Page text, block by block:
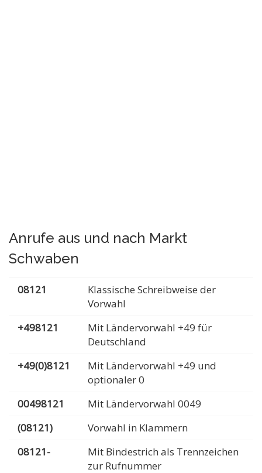
Anrufe aus und nach Markt
Schwaben
08121
Klassische Schreibweise der
Vorwahl
+498121
Mit Ländervorwahl +49 für
Deutschland
+49(0)8121
Mit Ländervorwahl +49 und
optionaler 0
00498121
Mit Ländervorwahl 0049
(08121)
Vorwahl in Klammern
08121-
Mit Bindestrich als Trennzeichen
zur Rufnummer